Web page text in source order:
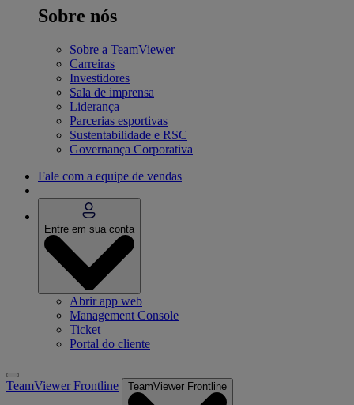
Sobre nós
Sobre a TeamViewer
Carreiras
Investidores
Sala de imprensa
Liderança
Parcerias esportivas
Sustentabilidade e RSC
Governança Corporativa
Fale com a equipe de vendas
Entre em sua conta
Abrir app web
Management Console
Ticket
Portal do cliente
TeamViewer Frontline TeamViewer Frontline